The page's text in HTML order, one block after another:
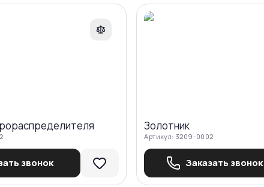
звонок
Золотник
Артикул: 3209-0002
Заказать звонок